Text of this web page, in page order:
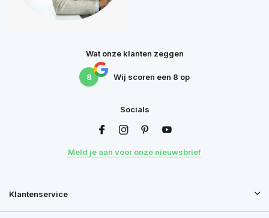
Wat onze klanten zeggen
8 Wij scoren een 8 op
Socials
Meld je aan voor onze nieuwsbrief
Klantenservice